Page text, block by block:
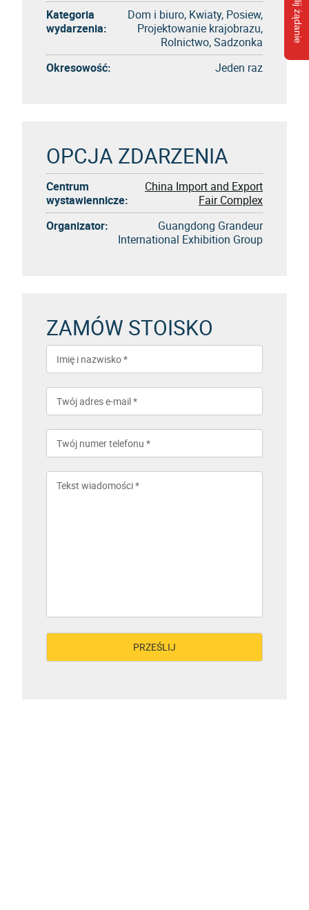
Wyślij żądanie
Kategoria
wydarzenia:
Dom i biuro, Kwiaty, Posiew,
Projektowanie krajobrazu,
Rolnictwo, Sadzonka
Okresowość:
Jeden raz
OPCJA ZDARZENIA
Centrum
wystawiennicze:
China Import and Export
Fair Complex
Organizator:
Guangdong Grandeur
International Exhibition Group
ZAMÓW STOISKO